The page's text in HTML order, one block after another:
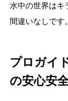
水中の世界はキ
間違いなしです。
プロガイ
の安心安